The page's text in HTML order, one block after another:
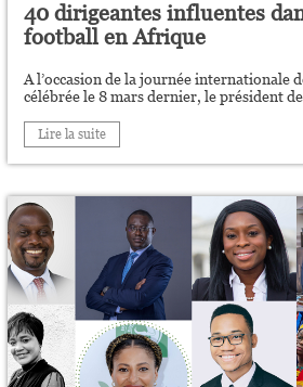
40 dirigeantes influentes
football en Afrique
A l’occasion de la journée internationale
célébrée le 8 mars dernier, le président
Lire la suite